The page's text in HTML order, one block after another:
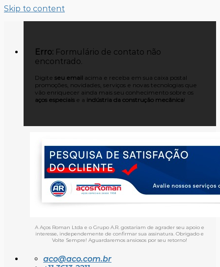
Skip to content
Erro: Formulário de contato não
encontrado.
Digite seu email acima e receba em sua caixa postal
promoções, novidades, serviços e novas tecnologias que
vão enriquecer ainda mais seu conhecimento sobre os
aços especiais e a indústria da construção mecânica!
A Aços Roman Ltda e o Grupo A.R. gostariam de agrader seu apoio e
interesse, independemente de confirmar sua assinatura. Obrigado e
Volte Sempre! Aguardaremos ansiosos por seu retorno!
aco@aco.com.br